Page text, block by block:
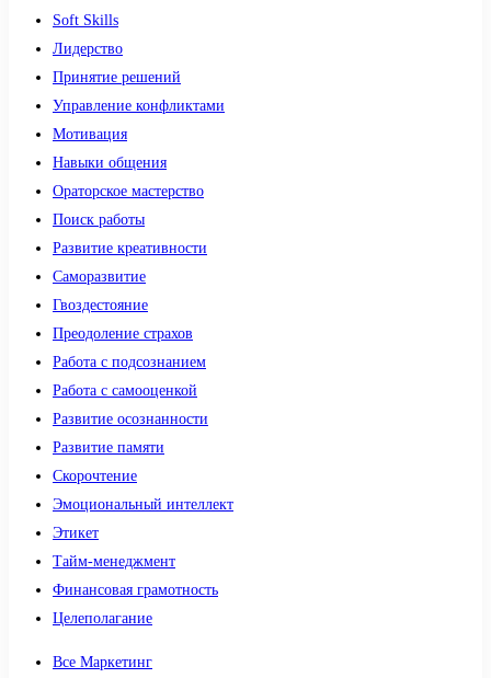
Soft Skills
Лидерство
Принятие решений
Управление конфликтами
Мотивация
Навыки общения
Ораторское мастерство
Поиск работы
Развитие креативности
Саморазвитие
Гвоздестояние
Преодоление страхов
Работа с подсознанием
Работа с самооценкой
Развитие осознанности
Развитие памяти
Скорочтение
Эмоциональный интеллект
Этикет
Тайм-менеджмент
Финансовая грамотность
Целеполагание
Все Маркетинг